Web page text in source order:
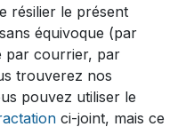
résilier le présent
équivoque (par
par courrier, par
trouverez nos
pouvez utiliser le
ci-joint, mais ce